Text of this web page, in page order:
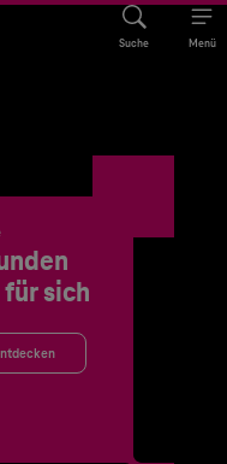
Suche Menü
sich